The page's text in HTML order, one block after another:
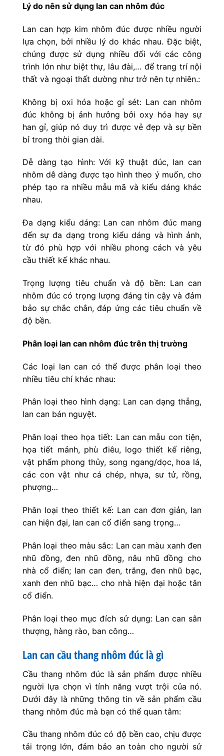
Lý do nên sử dụng lan can nhôm đúc
Lan can hợp kim nhôm đúc được nhiều người
lựa chọn, bởi nhiều lý do khác nhau. Đặc biệt,
chúng được sử dụng nhiều đối với các công
trình lớn như biệt thự, lâu đài,… để trang trí nội
thất và ngoại thất dường như trở nên tự nhiên.:
Không bị oxi hóa hoặc gỉ sét: Lan can nhôm
đúc không bị ảnh hưởng bởi oxy hóa hay sự
han gỉ, giúp nó duy trì được vẻ đẹp và sự bền
bỉ trong thời gian dài.
Dễ dàng tạo hình: Với kỹ thuật đúc, lan can
nhôm dễ dàng được tạo hình theo ý muốn, cho
phép tạo ra nhiều mẫu mã và kiểu dáng khác
nhau.
Đa dạng kiểu dáng: Lan can nhôm đúc mang
đến sự đa dạng trong kiểu dáng và hình ảnh,
từ đó phù hợp với nhiều phong cách và yêu
cầu thiết kế khác nhau.
Trọng lượng tiêu chuẩn và độ bền: Lan can
nhôm đúc có trọng lượng đáng tin cậy và đảm
bảo sự chắc chắn, đáp ứng các tiêu chuẩn về
độ bền.
Phân loại lan can nhôm đúc trên thị trường
Các loại lan can có thể được phân loại theo
nhiều tiêu chí khác nhau:
Phân loại theo hình dạng: Lan can dạng thẳng,
lan can bán nguyệt.
Phân loại theo họa tiết: Lan can mẫu con tiện,
họa tiết mảnh, phù điêu, logo thiết kế riêng,
vật phẩm phong thủy, song ngang/dọc, hoa lá,
các con vật như cá chép, nhựa, sư tử, rồng,
phượng…
Phân loại theo thiết kế: Lan can đơn giản, lan
can hiện đại, lan can cổ điển sang trọng…
Phân loại theo màu sắc: Lan can màu xanh đen
nhũ đồng, đen nhũ đồng, nâu nhũ đồng cho
nhà cổ điển; lan can đen, trắng, đen nhũ bạc,
xanh đen nhũ bạc… cho nhà hiện đại hoặc tân
cổ điển.
Phân loại theo mục đích sử dụng: Lan can sân
thượng, hàng rào, ban công…
Lan can cầu thang nhôm đúc là gì
Cầu thang nhôm đúc là sản phẩm được nhiều
người lựa chọn vì tính năng vượt trội của nó.
Dưới đây là những thông tin về sản phẩm cầu
thang nhôm đúc mà bạn có thể quan tâm:
Cầu thang nhôm đúc có độ bền cao, chịu được
tải trọng lớn, đảm bảo an toàn cho người sử